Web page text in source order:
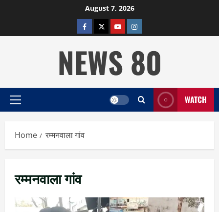
August 7, 2026
facebooktwitterYOUTUBE
instagram
NEWS 80
Primary
WATCH
Home रम्मनवाला गांव
रम्मनवाला गांव